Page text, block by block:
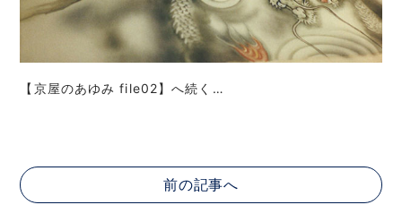
【京屋のあゆみ file02】へ続く…
前の記事へ